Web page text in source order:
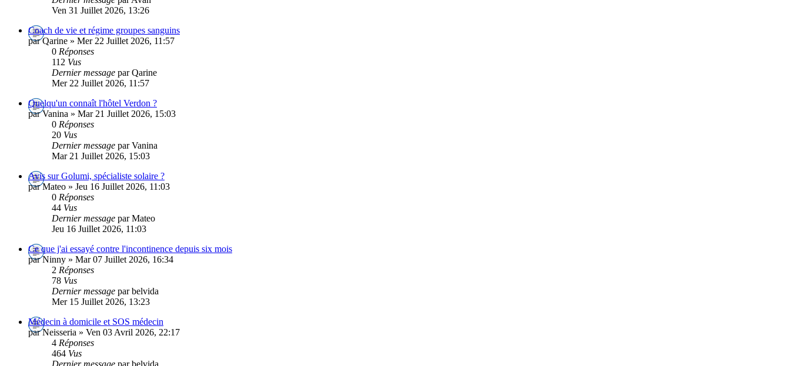
Ven 31 Juillet 2026, 13:26
Coach de vie et régime groupes sanguins
par Qarine » Mer 22 Juillet 2026, 11:57
0 Réponses
112 Vus
Dernier message par Qarine
Mer 22 Juillet 2026, 11:57
Quelqu'un connaît l'hôtel Verdon ?
par Vanina » Mar 21 Juillet 2026, 15:03
0 Réponses
20 Vus
Dernier message par Vanina
Mar 21 Juillet 2026, 15:03
Avis sur Golumi, spécialiste solaire ?
par Mateo » Jeu 16 Juillet 2026, 11:03
0 Réponses
44 Vus
Dernier message par Mateo
Jeu 16 Juillet 2026, 11:03
Ce que j'ai essayé contre l'incontinence depuis six mois
par Ninny » Mar 07 Juillet 2026, 16:34
2 Réponses
78 Vus
Dernier message par belvida
Mer 15 Juillet 2026, 13:23
Médecin à domicile et SOS médecin
par Neisseria » Ven 03 Avril 2026, 22:17
4 Réponses
464 Vus
Dernier message par belvida